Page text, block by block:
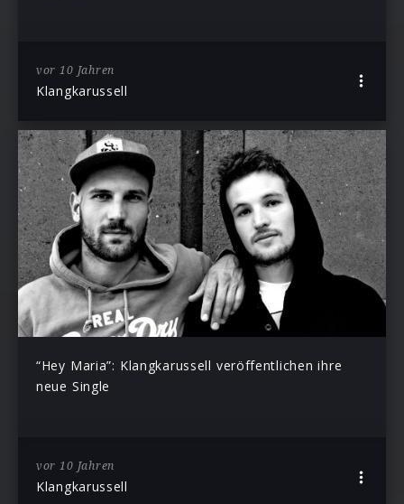
vor 10 Jahren
Klangkarussell
“Hey Maria”: Klangkarussell veröffentlichen ihre
neue Single
vor 10 Jahren
Klangkarussell